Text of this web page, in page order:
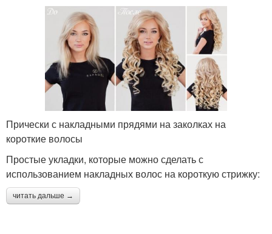
Прически с накладными прядями на заколках на
короткие волосы
Простые укладки, которые можно сделать с
использованием накладных волос на короткую стрижку:
читать дальше →